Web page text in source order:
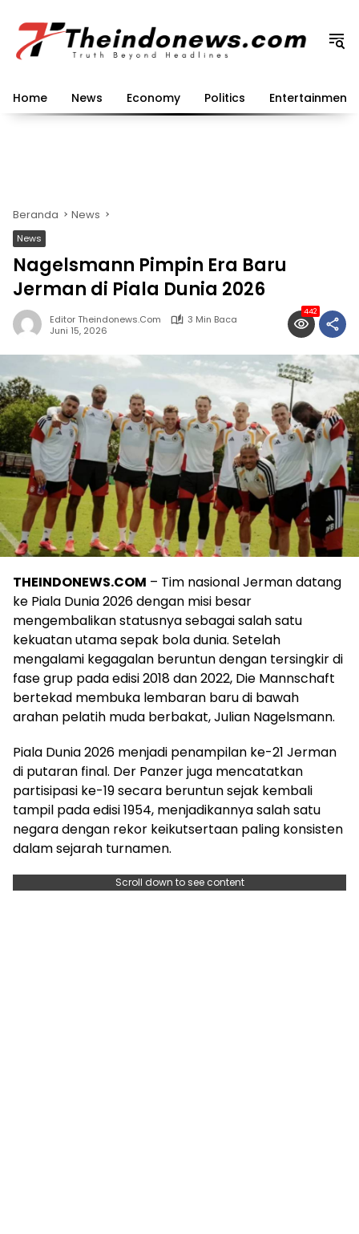
konten
Home News Economy Politics Entertainment
Beranda News
News
Nagelsmann Pimpin Era Baru
Jerman di Piala Dunia 2026
Editor Theindonews.com
3 Min Baca
Juni 15, 2026
442
THEINDONEWS.COM – Tim nasional Jerman datang
ke Piala Dunia 2026 dengan misi besar
mengembalikan statusnya sebagai salah satu
kekuatan utama sepak bola dunia. Setelah
mengalami kegagalan beruntun dengan tersingkir di
fase grup pada edisi 2018 dan 2022, Die Mannschaft
bertekad membuka lembaran baru di bawah
arahan pelatih muda berbakat, Julian Nagelsmann.
Piala Dunia 2026 menjadi penampilan ke-21 Jerman
di putaran final. Der Panzer juga mencatatkan
partisipasi ke-19 secara beruntun sejak kembali
tampil pada edisi 1954, menjadikannya salah satu
negara dengan rekor keikutsertaan paling konsisten
dalam sejarah turnamen.
Scroll down to see content